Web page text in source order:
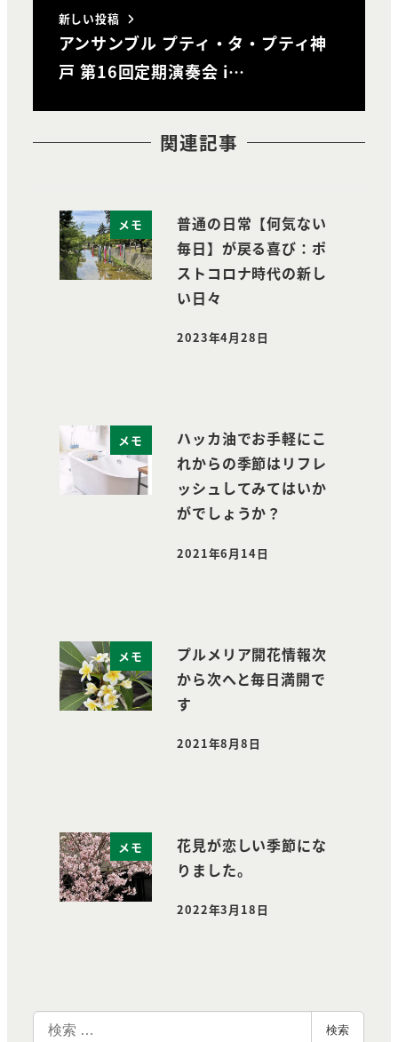
新しい投稿
アンサンブル プティ・タ・プティ神
戸 第16回定期演奏会 i…
関連記事
メモ
普通の日常【何気ない
毎日】が戻る喜び：ポ
ストコロナ時代の新し
い日々
投稿日
2023年4月28日
メモ
ハッカ油でお手軽にこ
れからの季節はリフレ
ッシュしてみてはいか
がでしょうか？
投稿日
2021年6月14日
メモ
プルメリア開花情報次
から次へと毎日満開で
す
投稿日
2021年8月8日
メモ
花見が恋しい季節にな
りました。
投稿日
2022年3月18日
検
検索